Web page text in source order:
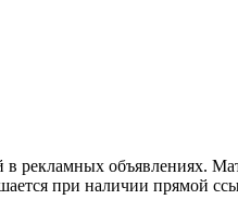
рекламных объявлениях.
при наличии прямой